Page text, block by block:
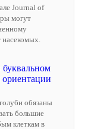
Journal of
могут
буквальном
обязаны
большие
клеткам в